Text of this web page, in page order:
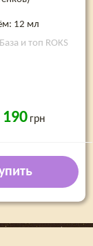
12 мл
и топ ROKS
190 грн